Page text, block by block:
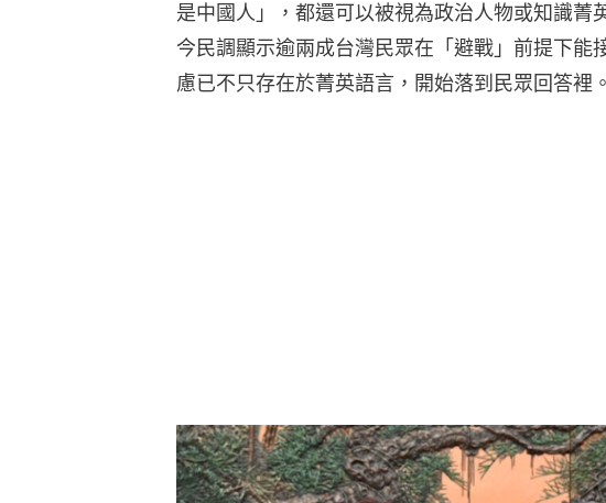
是中國人」，都還可以被視為政治人物或知識菁
今民調顯示逾兩成台灣民眾在「避戰」前提下能
慮已不只存在於菁英語言，開始落到民眾回答裡。